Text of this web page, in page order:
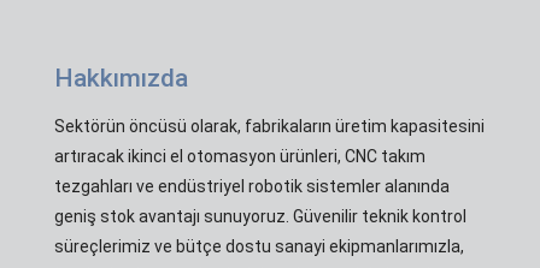
Hakkımızda
Sektörün öncüsü olarak, fabrikaların üretim kapasitesini
artıracak ikinci el otomasyon ürünleri, CNC takım
tezgahları ve endüstriyel robotik sistemler alanında
geniş stok avantajı sunuyoruz. Güvenilir teknik kontrol
süreçlerimiz ve bütçe dostu sanayi ekipmanlarımızla,